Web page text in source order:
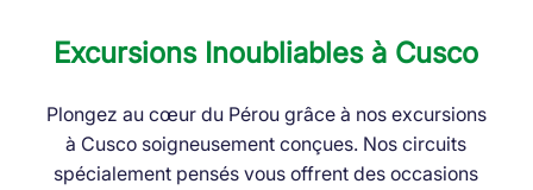
d'Ariane
Excursions Inoubliables à Cusco
Plongez au cœur du Pérou grâce à nos excursions
à Cusco soigneusement conçues. Nos circuits
spécialement pensés vous offrent des occasions